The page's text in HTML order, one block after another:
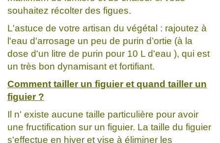
souhaitez récolter des figues.
L'astuce de votre artisan du végétal : rajoutez à
l'eau d'arrosage un peu de purin d’ortie (à la
dose d'un litre de purin pour 10 L d'eau ), qui est
un très bon dynamisant et fortifiant.
Comment tailler un figuier et quand tailler un
figuier ?
Il n' existe aucune taille particulière pour avoir
une fructification sur un figuier. La taille du figuier
s'effectue en hiver et vise à éliminer les